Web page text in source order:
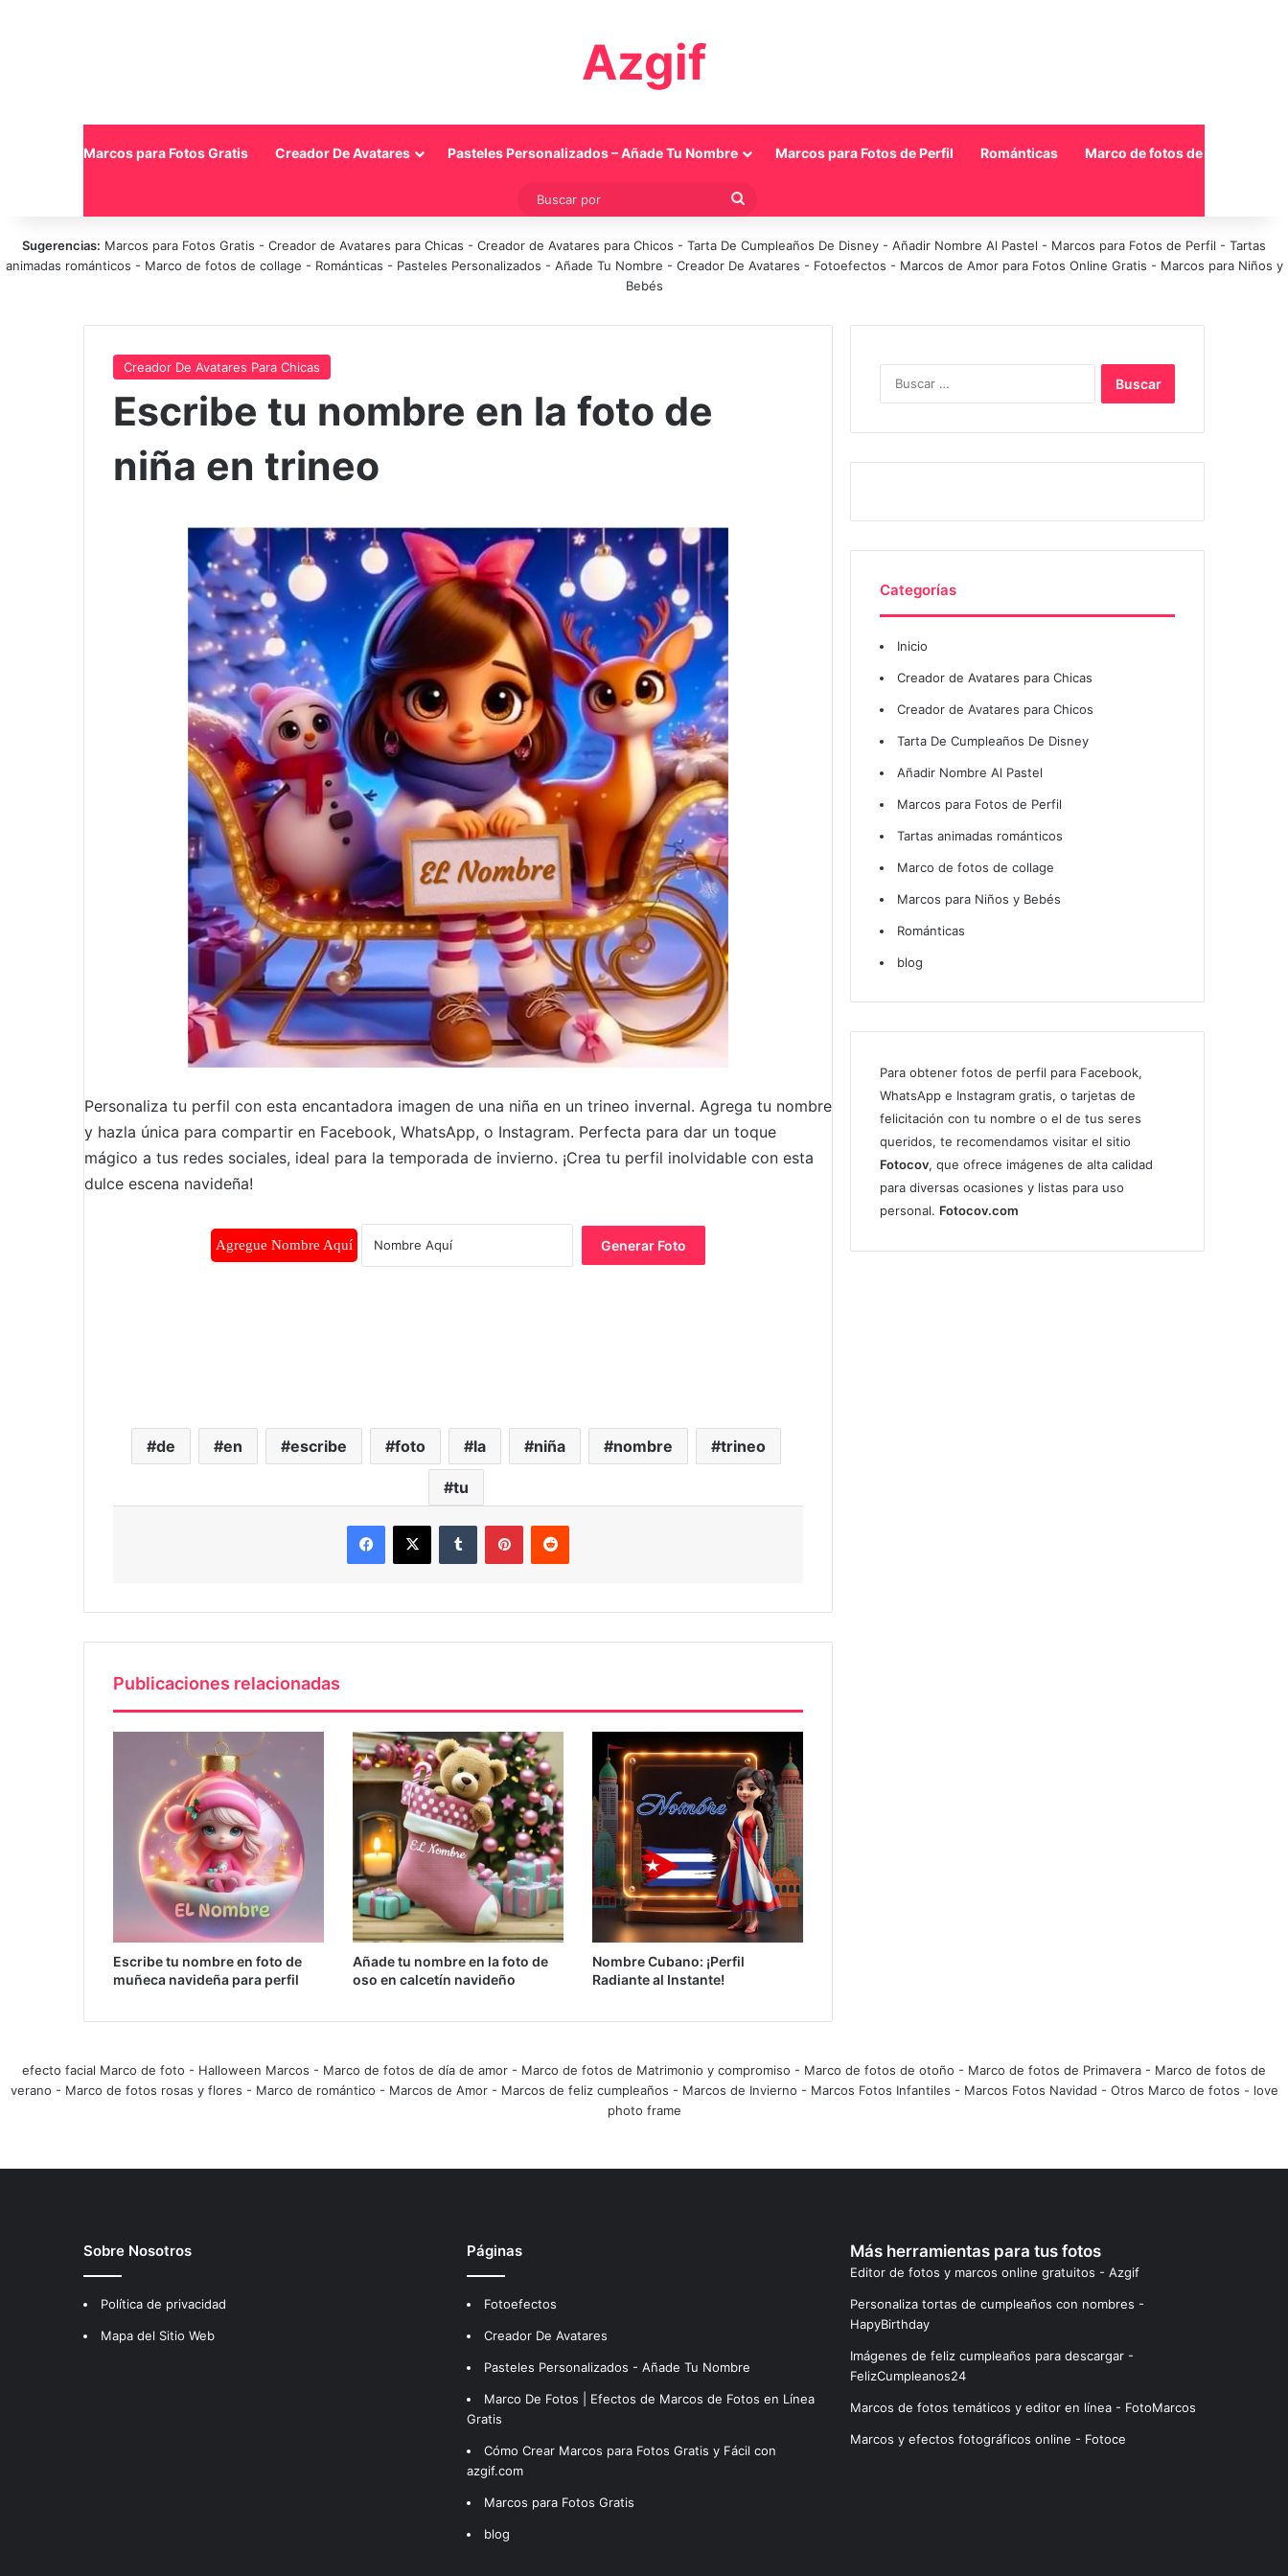
Azgif
Marcos para Fotos Gratis Creador De Avatares Pasteles Personalizados – Añade Tu Nombre Marcos para Fotos de Perfil Románticas Marco de fotos de collage
Buscar
Sugerencias: Marcos para Fotos Gratis - Creador de Avatares para Chicas - Creador de Avatares para Chicos - Tarta De Cumpleaños De Disney - Añadir Nombre Al Pastel - Marcos para Fotos de Perfil - Tartas
animadas románticos - Marco de fotos de collage - Románticas - Pasteles Personalizados - Añade Tu Nombre - Creador De Avatares - Fotoefectos - Marcos de Amor para Fotos Online Gratis - Marcos para Niños y
Bebés
Creador De Avatares Para Chicas
Escribe tu nombre en la foto de
niña en trineo
Personaliza tu perfil con esta encantadora imagen de una niña en un trineo invernal. Agrega tu nombre
y hazla única para compartir en Facebook, WhatsApp, o Instagram. Perfecta para dar un toque
mágico a tus redes sociales, ideal para la temporada de invierno. ¡Crea tu perfil inolvidable con esta
dulce escena navideña!
Agregue Nombre Aquí Generar Foto
de en escribe foto la niña nombre trineo
tu
Facebook
X TumblrPinterestReddit
Publicaciones relacionadas
Escribe tu nombre en foto de
muñeca navideña para perfil
Añade tu nombre en la foto de
oso en calcetín navideño
Nombre Cubano: ¡Perfil
Radiante al Instante!
Categorías
Inicio
Creador de Avatares para Chicas
Creador de Avatares para Chicos
Tarta De Cumpleaños De Disney
Añadir Nombre Al Pastel
Marcos para Fotos de Perfil
Tartas animadas románticos
Marco de fotos de collage
Marcos para Niños y Bebés
Románticas
blog
Para obtener fotos de perfil para Facebook,
WhatsApp e Instagram gratis, o tarjetas de
felicitación con tu nombre o el de tus seres
queridos, te recomendamos visitar el sitio
Fotocov, que ofrece imágenes de alta calidad
para diversas ocasiones y listas para uso
personal. Fotocov.com
efecto facial Marco de foto - Halloween Marcos - Marco de fotos de día de amor - Marco de fotos de Matrimonio y compromiso - Marco de fotos de otoño - Marco de fotos de Primavera - Marco de fotos de
verano - Marco de fotos rosas y flores - Marco de romántico - Marcos de Amor- Marcos de feliz cumpleaños - Marcos de Invierno - Marcos Fotos Infantiles - Marcos Fotos Navidad - Otros Marco de fotos - love
photo frame
Sobre Nosotros
Política de privacidad
Mapa del Sitio Web
Páginas
Fotoefectos
Creador De Avatares
Pasteles Personalizados - Añade Tu Nombre
Marco De Fotos | Efectos de Marcos de Fotos en Línea
Gratis
Cómo Crear Marcos para Fotos Gratis y Fácil con
azgif.com
Marcos para Fotos Gratis
blog
Más herramientas para tus fotos
Editor de fotos y marcos online gratuitos - Azgif
Personaliza tortas de cumpleaños con nombres -
HapyBirthday
Imágenes de feliz cumpleaños para descargar -
FelizCumpleanos24
Marcos de fotos temáticos y editor en línea - FotoMarcos
Marcos y efectos fotográficos online - Fotoce